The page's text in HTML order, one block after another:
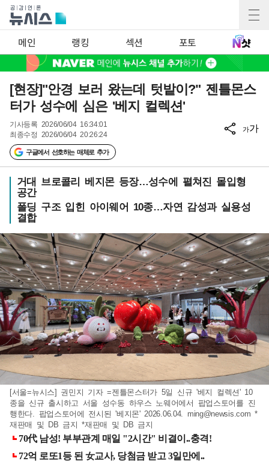
메인 랭킹 섹션 포토
[현장]"안경 보러 왔는데 텃밭이?" 젠틀몬스
터가 성수에 심은 '베지 컬렉션'
기사등록 2026/06/04 16:34:01
최종수정 2026/06/04 20:26:24
구글에서 선호하는 매체로 추가
가가
거대 브로콜리 베지몬 등장…성수에 펼쳐진 몰입형
공간
폴딩 구조 입힌 아이웨어 10종…자연 감성과 실용성
결합
[서울=뉴시스] 권민지 기자 =젠틀몬스터가 5일 신규 '베지 컬렉션' 10
종을 신규 출시하고 서울 성수동 하우스 노웨어에서 팝업스토어를 진
행한다. 팝업스토어에 전시된 '베지몬' 2026.06.04. ming@newsis.com *
재판매 및 DB 금지 *재판매 및 DB 금지